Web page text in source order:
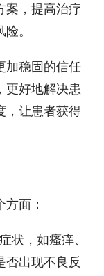
案，提高治疗
。
加稳固的信任
更好地解决患
，让患者获得
面：
状，如瘙痒、
否出现不良反